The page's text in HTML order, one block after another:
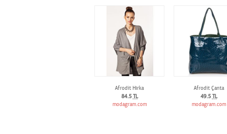
Afrodit Hırka
84.5 TL
modagram.com
Afrodit Çanta
49.5 TL
modagram.com